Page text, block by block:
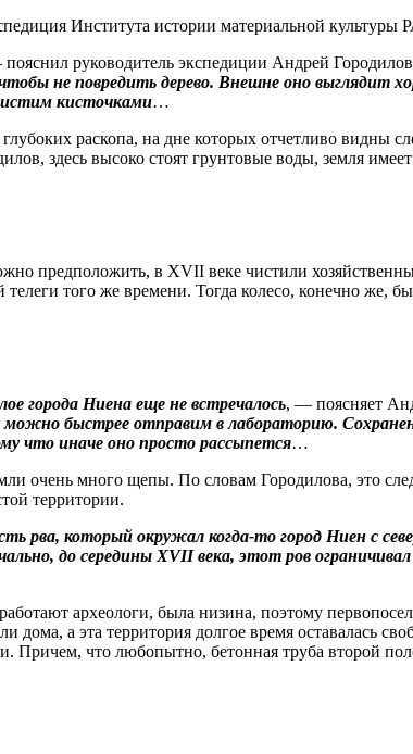
Института истории материальной
руководитель экспедиции Андрей
не повредить дерево. Внешне оно
кисточками…
раскопа, на дне которых отчетливо видны
здесь высоко стоят грунтовые воды, земля
предположить, в XVII веке чистили
телеги того же времени. Тогда колесо, конечно
города Ниена еще не встречалось, — поясняет
быстрее отправим в лабораторию.
что иначе оно просто рассыпется…
очень много щепы. По словам Городилова, это
территории.
рва, который окружал когда‑то город Ниен с
до середины XVII века, этот ров
археологи, была низина, поэтому
дома, а эта территория долгое время оставалась
Причем, что любопытно, бетонная труба второй